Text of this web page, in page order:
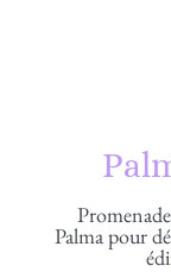
Palma pour